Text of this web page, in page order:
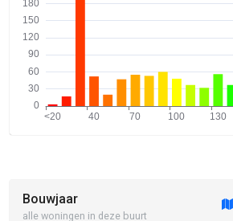
Bouwjaar
alle woningen in deze buurt